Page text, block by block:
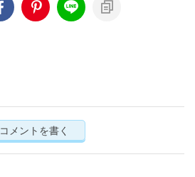
コメントを書く